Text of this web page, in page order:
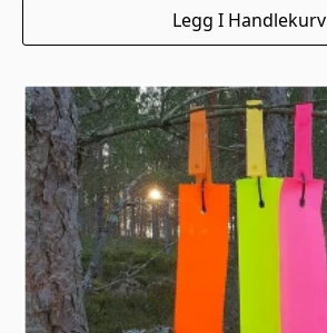
Legg I Handlekurv